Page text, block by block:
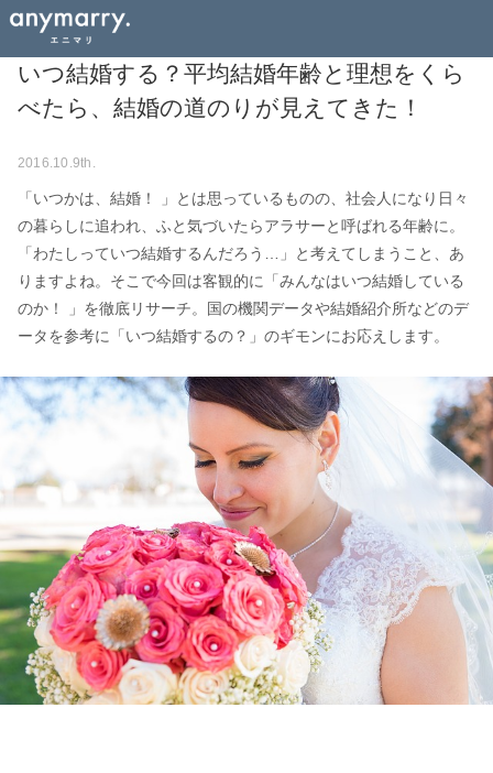
いつ結婚する？平均結婚年齢と理想をくら
べたら、結婚の道のりが見えてきた！
2016.10.9th.
「いつかは、結婚！ 」とは思っているものの、社会人になり日々
の暮らしに追われ、ふと気づいたらアラサーと呼ばれる年齢に。
「わたしっていつ結婚するんだろう…」と考えてしまうこと、あ
りますよね。そこで今回は客観的に「みんなはいつ結婚している
のか！ 」を徹底リサーチ。国の機関データや結婚紹介所などのデ
ータを参考に「いつ結婚するの？」のギモンにお応えします。